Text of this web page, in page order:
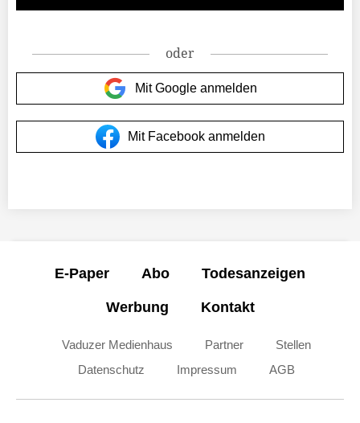
oder
Mit Google anmelden
Mit Facebook anmelden
E-Paper Abo Todesanzeigen
Werbung Kontakt
Vaduzer Medienhaus Partner
Stellen
Datenschutz
Impressum AGB